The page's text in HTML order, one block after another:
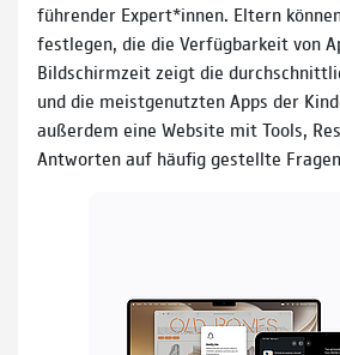
führender Expert*innen. Eltern
festlegen, die die Verfügbarkeit von
Bildschirmzeit zeigt die
und die meistgenutzten Apps der
außerdem eine Website mit Tools,
Antworten auf häufig gestellte